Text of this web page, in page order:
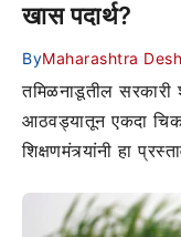
खास पदार्थ?
ByMaharashtra
तमिळनाडूतील सरकारी
आठवड्यातून एकदा
शिक्षणमंत्र्यांनी हा